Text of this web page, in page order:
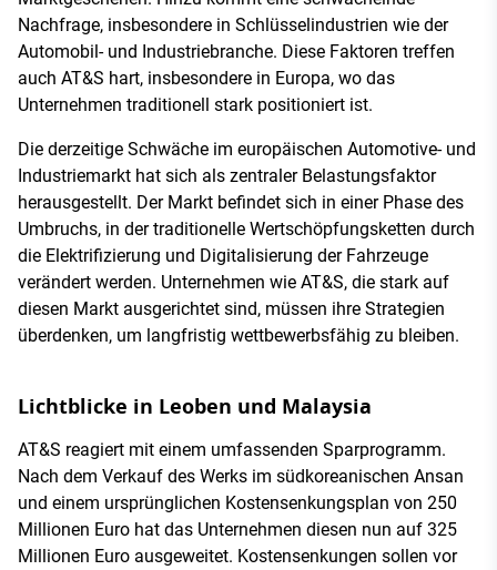
Nachfrage, insbesondere in Schlüsselindustrien wie der
Automobil- und Industriebranche. Diese Faktoren treffen
auch AT&S hart, insbesondere in Europa, wo das
Unternehmen traditionell stark positioniert ist.
Die derzeitige Schwäche im europäischen Automotive- und
Industriemarkt hat sich als zentraler Belastungsfaktor
herausgestellt. Der Markt befindet sich in einer Phase des
Umbruchs, in der traditionelle Wertschöpfungsketten durch
die Elektrifizierung und Digitalisierung der Fahrzeuge
verändert werden. Unternehmen wie AT&S, die stark auf
diesen Markt ausgerichtet sind, müssen ihre Strategien
überdenken, um langfristig wettbewerbsfähig zu bleiben.
Lichtblicke in Leoben und Malaysia
AT&S reagiert mit einem umfassenden Sparprogramm.
Nach dem Verkauf des Werks im südkoreanischen Ansan
und einem ursprünglichen Kostensenkungsplan von 250
Millionen Euro hat das Unternehmen diesen nun auf 325
Millionen Euro ausgeweitet. Kostensenkungen sollen vor